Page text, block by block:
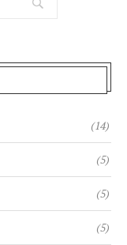
(14)
(5)
(5)
(5)